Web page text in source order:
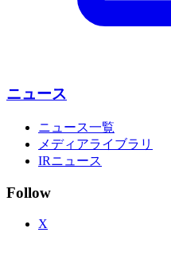
ニュース
ニュース一覧
メディアライブラリ
IRニュース
Follow
X